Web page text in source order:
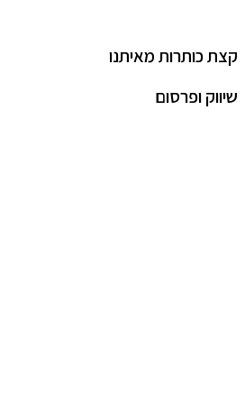
קצת כותרות מאיתנו
שיווק ופרסום